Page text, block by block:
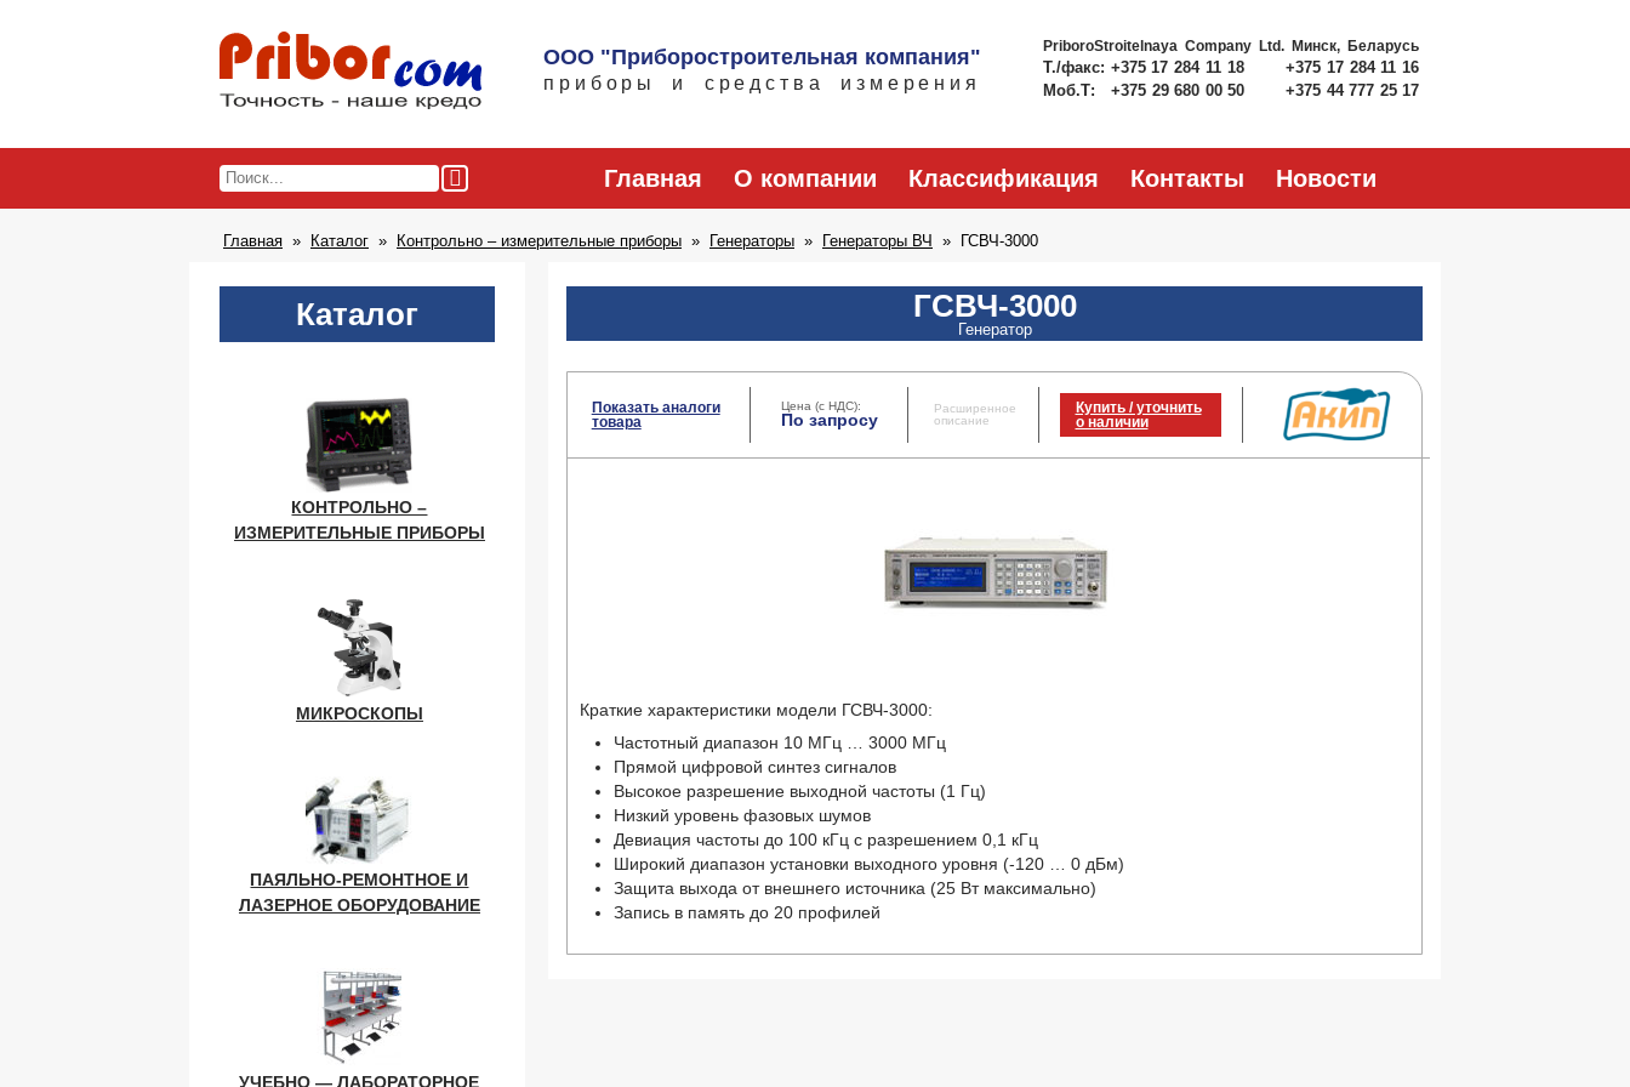
ООО "Приборостроительная компания"
приборы и средства измерения
PriboroStroitelnaya Company Ltd. Минск, Беларусь
Т./факс: +375 17 284 11 18
+375 17 284 11 16
Моб.Т:
+375 29 680 00 50 +375 44 777 25 17
Главная О компании Классификация Контакты Новости
Главная Каталог Контрольно – измерительные приборы Генераторы Генераторы ВЧ ГСВЧ-3000
Каталог
КОНТРОЛЬНО –
ИЗМЕРИТЕЛЬНЫЕ ПРИБОРЫ
МИКРОСКОПЫ
ПАЯЛЬНО-РЕМОНТНОЕ И
ЛАЗЕРНОЕ ОБОРУДОВАНИЕ
УЧЕБНО — ЛАБОРАТОРНОЕ
ГСВЧ-3000
Генератор
Показать аналоги
товара
Цена (с НДС):
По запросу
Расширенное
описание
Купить / уточнить
о наличии
Краткие характеристики модели ГСВЧ-3000:
Частотный диапазон 10 МГц … 3000 МГц
Прямой цифровой синтез сигналов
Высокое разрешение выходной частоты (1 Гц)
Низкий уровень фазовых шумов
Девиация частоты до 100 кГц с разрешением 0,1 кГц
Широкий диапазон установки выходного уровня (-120 … 0 дБм)
Защита выхода от внешнего источника (25 Вт максимально)
Запись в память до 20 профилей